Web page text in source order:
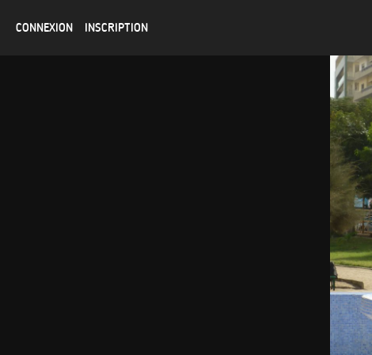
CONNEXION INSCRIPTION